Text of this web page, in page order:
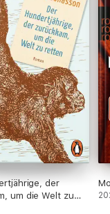
der
um die Welt zu